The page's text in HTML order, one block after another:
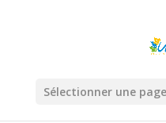
Sélectionner une page